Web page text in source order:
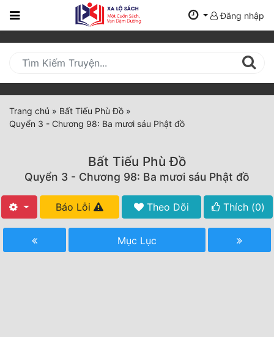
Trang
Mới
Cập
Nhật
(current)
Tất Cả
Hoàn Thành
Đăng nhập
Trang chủ » Bất Tiếu Phù Đồ »
Quyển 3 - Chương 98: Ba mươi sáu Phật đồ
Bất Tiếu Phù Đồ
Quyển 3 - Chương 98: Ba mươi sáu Phật đồ
Báo Lỗi Theo Dõi Thích (0)
Mục Lục